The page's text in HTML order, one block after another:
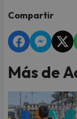
Compartir
Más de